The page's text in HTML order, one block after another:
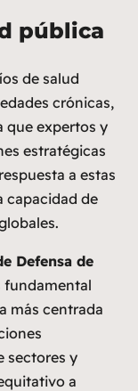
pública
de salud
crónicas,
que expertos y
estratégicas
a estas
capacidad de
Defensa de
fundamental
más centrada
sectores y
a